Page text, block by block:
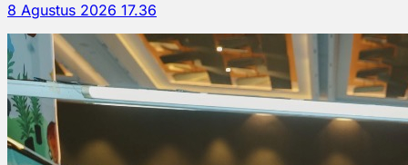
8 Agustus 2026 17.36